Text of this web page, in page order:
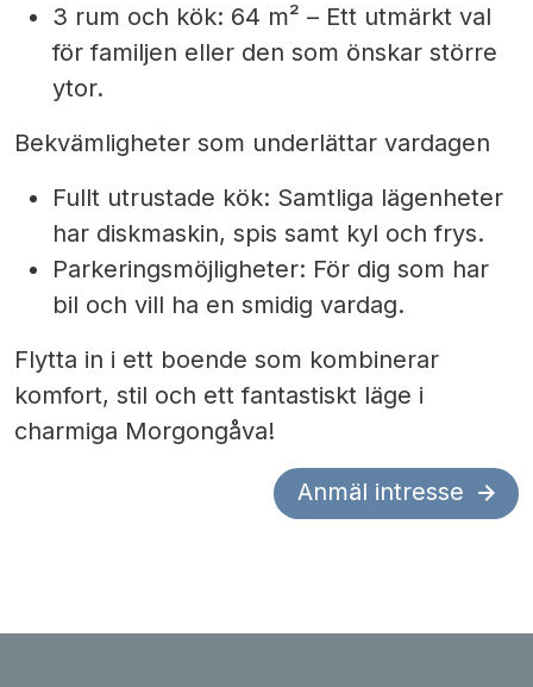
3 rum och kök: 64 m² – Ett utmärkt val
för familjen eller den som önskar större
ytor.
Bekvämligheter som underlättar vardagen
Fullt utrustade kök: Samtliga lägenheter
har diskmaskin, spis samt kyl och frys.
Parkeringsmöjligheter: För dig som har
bil och vill ha en smidig vardag.
Flytta in i ett boende som kombinerar
komfort, stil och ett fantastiskt läge i
charmiga Morgongåva!
Anmäl intresse